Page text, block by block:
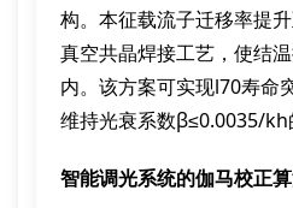
构。本征载流子迁移率提
真空共晶焊接工艺，使结
内。该方案可实现l70寿命
维持光衰系数β≤0.0035/kh
智能调光系统的伽马校正